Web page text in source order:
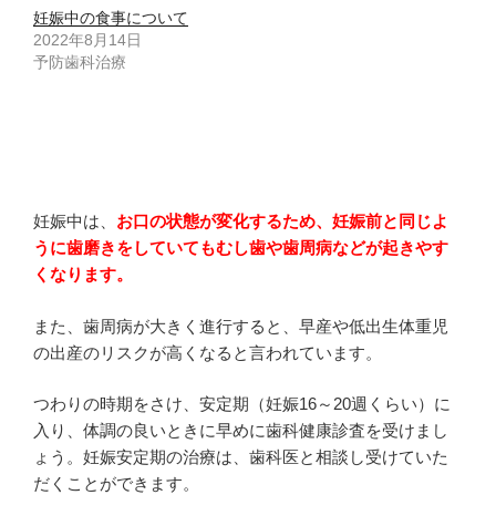
妊娠中の食事について
2022年8月14日
予防歯科治療
妊娠中は、 お口の状態が変化するため、妊娠前と同じよ
うに歯磨きをしていてもむし歯や歯周病などが起きやす
くなります。
また、歯周病が大きく進行すると、早産や低出生体重児
の出産のリスクが高くなると言われています。
つわりの時期をさけ、安定期（妊娠16～20週くらい）に
入り、体調の良いときに早めに歯科健康診査を受けまし
ょう。妊娠安定期の治療は、歯科医と相談し受けていた
だくことができます。